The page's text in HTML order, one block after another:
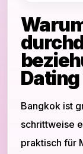
Bangkok ist
schrittweise
praktisch für